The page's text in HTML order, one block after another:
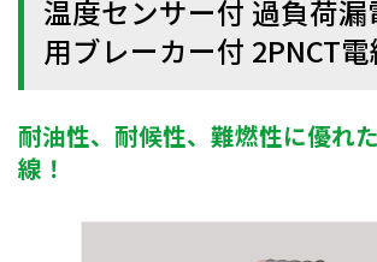
温度センサー付 過負荷
用ブレーカー付 2PNCT
耐油性、耐候性、難燃性に優れ
線！